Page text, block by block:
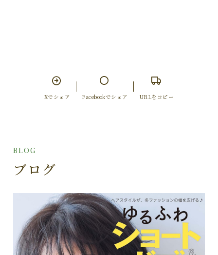
Xでシェア Facebookでシェア URLをコピー
BLOG
ブログ